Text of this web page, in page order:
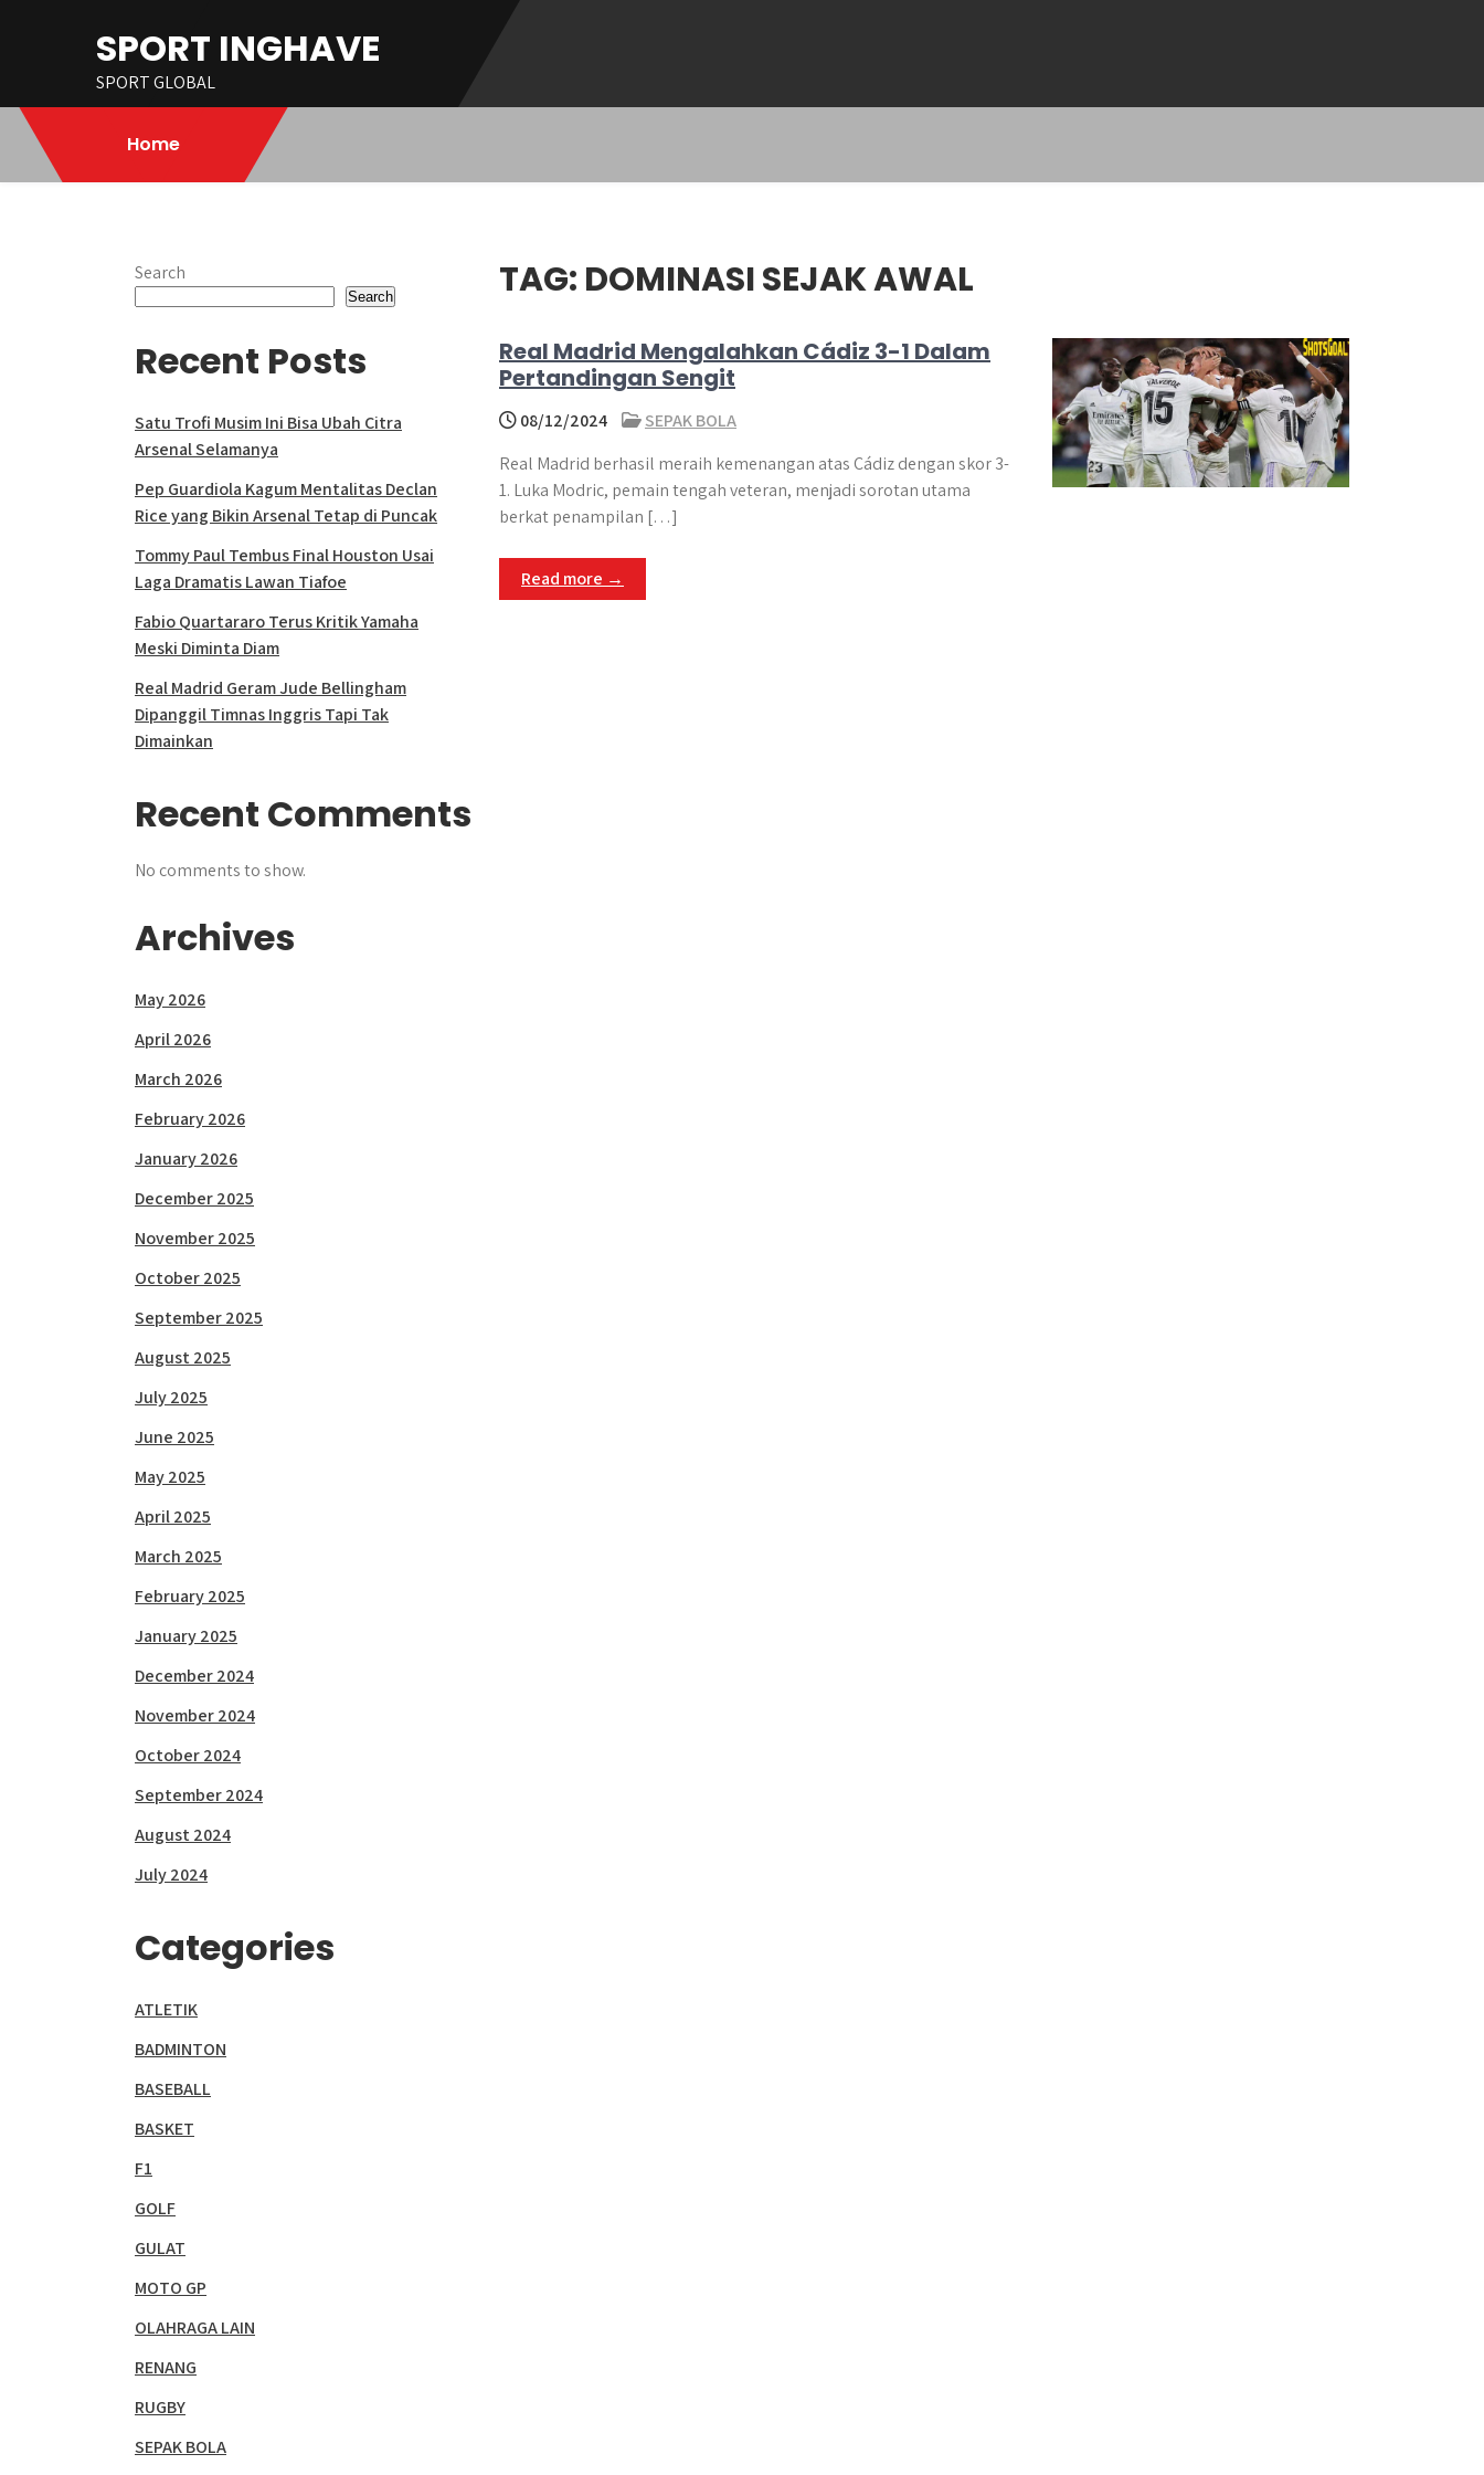
SPORT INGHAVE
SPORT GLOBAL
Home
TAG: DOMINASI SEJAK AWAL
Real Madrid Mengalahkan Cádiz 3-1 Dalam
Pertandingan Sengit
08/12/2024
SEPAK BOLA
Real Madrid berhasil meraih kemenangan atas Cádiz dengan skor 3-
1. Luka Modric, pemain tengah veteran, menjadi sorotan utama
berkat penampilan […]
Read more →
Search
Search
Recent Posts
Satu Trofi Musim Ini Bisa Ubah Citra
Arsenal Selamanya
Pep Guardiola Kagum Mentalitas Declan
Rice yang Bikin Arsenal Tetap di Puncak
Tommy Paul Tembus Final Houston Usai
Laga Dramatis Lawan Tiafoe
Fabio Quartararo Terus Kritik Yamaha
Meski Diminta Diam
Real Madrid Geram Jude Bellingham
Dipanggil Timnas Inggris Tapi Tak
Dimainkan
Recent Comments
No comments to show.
Archives
May 2026
April 2026
March 2026
February 2026
January 2026
December 2025
November 2025
October 2025
September 2025
August 2025
July 2025
June 2025
May 2025
April 2025
March 2025
February 2025
January 2025
December 2024
November 2024
October 2024
September 2024
August 2024
July 2024
Categories
ATLETIK
BADMINTON
BASEBALL
BASKET
F1
GOLF
GULAT
MOTO GP
OLAHRAGA LAIN
RENANG
RUGBY
SEPAK BOLA